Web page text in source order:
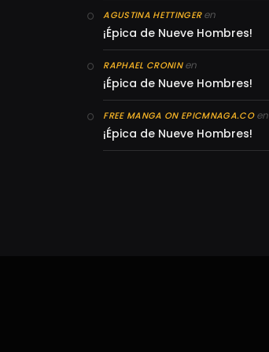
AGUSTINA HETTINGERen
¡Épica de Nueve Hombres!
RAPHAEL CRONINen
¡Épica de Nueve Hombres!
FREE MANGA ON EPICMNAGA.COen
¡Épica de Nueve Hombres!